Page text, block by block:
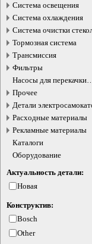
Система освещения
Система охлаждения
Система очистки
фар
Тормозная система
Трансмиссия
Фильтры
Насосы для перекачки
жидкостей
Прочее
Детали
электротранспорта
Расходные материалы
Рекламные материалы
Каталоги
Оборудование
Актуальность детали:
Новая
Конструктив:
Bosch
Other